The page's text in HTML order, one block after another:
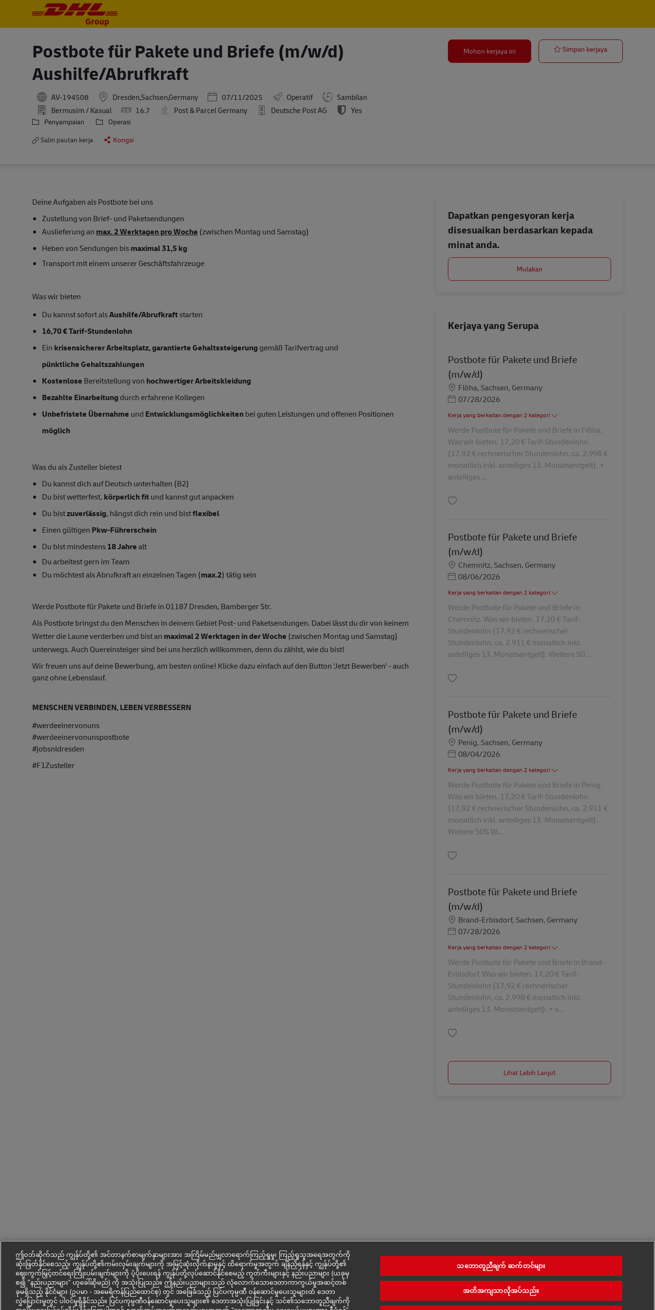
Postbote für Pakete und Briefe (m/w/d)
Aushilfe/Abrufkraft
AV-194508 Dresden,Sachsen,Germany Posted Date
07/11/2025 Operatif
Sambilan
Bermusim / Kasual
16.7 Post & Parcel Germany Deutsche Post AG Yes
Penyampaian
Operasi
Salin pautan kerja
Kongsi
Mohon kerjaya ini Simpan kerjayaPostbote für
Deine Aufgaben als Postbote bei uns
Zustellung von Brief- und Paketsendungen
Auslieferung an max. 2 Werktagen pro Woche (zwischen Montag und Samstag)
Heben von Sendungen bismaximal 31,5 kg
Transport mit einem unserer Geschäftsfahrzeuge
Was wir bieten
Du kannst sofort alsAushilfe/Abrufkraftstarten
16,70 € Tarif-Stundenlohn
Ein krisensicherer Arbeitsplatz, garantierte Gehaltssteigerung gemäß Tarifvertrag und
pünktliche Gehaltszahlungen
Kostenlose Bereitstellung von hochwertiger Arbeitskleidung
Bezahlte Einarbeitung durch erfahrene Kollegen
Unbefristete Übernahme und Entwicklungsmöglichkeitenbei guten Leistungen und offenen Positionen
möglich
Was du als Zusteller bietest
Du kannst dich auf Deutsch unterhalten (B2)
Du bist wetterfest, körperlich fitund kannst gut anpacken
Du bistzuverlässig, hängst dich rein und bistflexibel
Einen gültigen Pkw-Führerschein
Du bist mindestens18 Jahrealt
Du arbeitest gern im Team
Du möchtest als Abrufkraft an einzelnen Tagen (max.2) tätig sein
Werde Postbote für Pakete und Briefe in 01187 Dresden, Bamberger Str.
Als Postbote bringst du den Menschen in deinem Gebiet Post- und Paketsendungen. Dabei lässt du dir von keinem
Wetter die Laune verderben und bist an maximal 2 Werktagen in der Woche (zwischen Montag und Samstag)
unterwegs. Auch Quereinsteiger sind bei uns herzlich willkommen, denn du zählst, wie du bist!
Wir freuen uns auf deine Bewerbung, am besten online! Klicke dazu einfach auf den Button 'Jetzt Bewerben' - auch
ganz ohne Lebenslauf.
MENSCHEN VERBINDEN, LEBEN VERBESSERN
#werdeeinervonuns
#werdeeinervonunspostbote
#jobsnldresden
#F1Zusteller
Dapatkan pengesyoran kerja
disesuaikan berdasarkan kepada
minat anda.
Mulakan
Kerjaya yang Serupa
Postbote für Pakete und Briefe
(m/w/d)
LokasiFlöha, Sachsen, Germany
Posted Date
07/28/2026
Kerja yang berkaitan dengan 2 kategori
Werde Postbote für Pakete und Briefe in Flöha.
Was wir bieten. 17,20 € Tarif-Stundenlohn
(17,92 € rechnerischer Stundenlohn, ca. 2.998 €
monatlich inkl. anteiliges 13. Monatsentgelt). +
anteiliges ...
Postbote für Pakete und Briefe
(m/w/d)
LokasiChemnitz, Sachsen, Germany
Posted Date
08/06/2026
Kerja yang berkaitan dengan 2 kategori
Werde Postbote für Pakete und Briefe in
Chemnitz. Was wir bieten. 17,20 € Tarif-
Stundenlohn (17,92 € rechnerischer
Stundenlohn, ca. 2.911 € monatlich inkl.
anteiliges 13. Monatsentgelt). Weitere 50...
Postbote für Pakete und Briefe
(m/w/d)
LokasiPenig, Sachsen, Germany
Posted Date
08/04/2026
Kerja yang berkaitan dengan 2 kategori
Werde Postbote für Pakete und Briefe in Penig.
Was wir bieten. 17,20 € Tarif-Stundenlohn
(17,92 € rechnerischer Stundenlohn, ca. 2.911 €
monatlich inkl. anteiliges 13. Monatsentgelt).
Weitere 50% W...
Postbote für Pakete und Briefe
(m/w/d)
LokasiBrand-Erbisdorf, Sachsen, Germany
Posted Date
07/28/2026
Kerja yang berkaitan dengan 2 kategori
Werde Postbote für Pakete und Briefe in Brand-
Erbisdorf. Was wir bieten. 17,20 € Tarif-
Stundenlohn (17,92 € rechnerischer
Stundenlohn, ca. 2.998 € monatlich inkl.
anteiliges 13. Monatsentgelt). + a...
Lihat Lebih Lanjut
ဤဝဘ်ဆိုက်သည် ကျွန်ုပ်တို့၏ အင်တာနက်စာမျက်နှာများအား အကြိမ်မည်မျှလာရောက်ကြည့်ရှုမှု၊ ကြည့်ရှုသူအရေအတွက်ကို
ဆုံးဖြတ်နိုင်စေသည့်၊ ကျွန်ုပ်တို့၏ကမ်းလှမ်းချက်များကို အမြင့်ဆုံးလိုက်နာမှုနှင့် ထိရောက်မှုအတွက် ချိန်ညှိရန်နှင့် ကျွန်ုပ်တို့၏
ဈေးကွက်မြှင့်တင်ရေးကြိုးပမ်းချက်များကို ပံ့ပိုးပေးရန် ကျွန်ုပ်တို့လုပ်ဆောင်နိုင်စေမည့် ကွတ်ကီးများနှင့် နည်းပညာများ (ယခုမှ
စ၍ "နည်းပညာများ" ဟုခေါ်ဆိုမည်) ကို အသုံးပြုသည်။ ဤနည်းပညာများသည် လုံလောက်သောဒေတာကာကွယ်မှုအဆင့်တစ်
ခုမရှိသည့် နိုင်ငံများ (ဥပမာ - အမေရိကန်ပြည်ထောင်စု) တွင် အခြေခံသည့် ပြင်ပကုမ္ပဏီ ဝန်ဆောင်မှုပေးသူများထံ ဒေတာ
လွှဲပြောင်းမှုတွင် ပါဝင်မှုရှိနိုင်သည်။ ပြင်ပကုမ္ပဏီဝန်ဆောင်မှုပေးသူများ၏ ဒေတာအသုံးပြုခြင်းနှင့် သင်၏သဘောတူညီချက်ကို
သဘောတူညီချက် ဆက်တင်များ
အတိအကျသာလိုအပ်သည်။